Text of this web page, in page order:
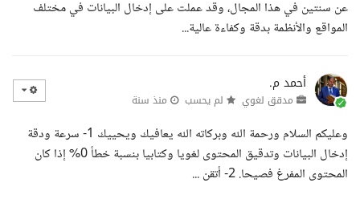
عن سنتين في هذا المجال، وقد عملت على إدخال البيانات في مختلف
المواقع والأنظمة بدقة وكفاءة عالية...
أحمد م.
مدقق لغوي لم يحسب منذ سنة
وعليكم السلام ورحمة الله وبركاته الله يعافيك ويحييك 1- سرعة ودقة
إدخال البيانات وتدقيق المحتوى لغويا وكتابيا بنسبة خطأ 0% إذا كان
المحتوى المفرغ فصيحا. 2- أتقن ...